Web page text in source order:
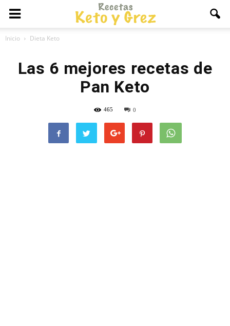
Inicio Dieta Keto
Las 6 mejores recetas de
Pan Keto
465 0